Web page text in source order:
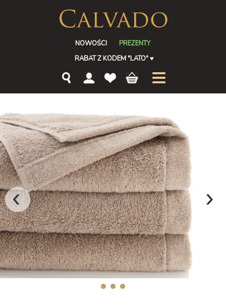
NOWOŚCI
PREZENTY
RABAT Z KODEM "LATO"♥
‹ ›
1 2 3